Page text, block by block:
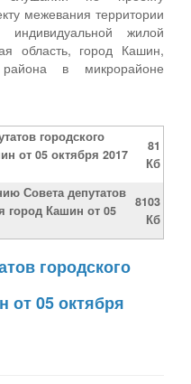
межевания территории
жилой
область, город Кашин,
в микрорайоне
городского
от 05 октября 2017
81
Кб
Совета депутатов
город Кашин от 05
8103
Кб
городского
от 05 октября